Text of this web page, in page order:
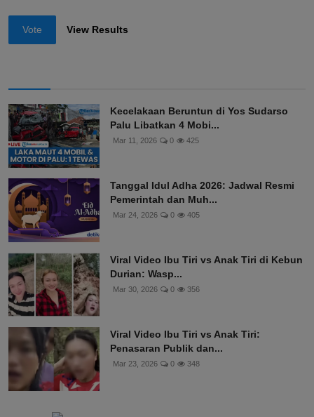
Vote View Results
Kecelakaan Beruntun di Yos Sudarso
Palu Libatkan 4 Mobi...
Mar 11, 2026 0 425
Tanggal Idul Adha 2026: Jadwal Resmi
Pemerintah dan Muh...
Mar 24, 2026 0 405
Viral Video Ibu Tiri vs Anak Tiri di Kebun
Durian: Wasp...
Mar 30, 2026 0 356
Viral Video Ibu Tiri vs Anak Tiri:
Penasaran Publik dan...
Mar 23, 2026 0 348